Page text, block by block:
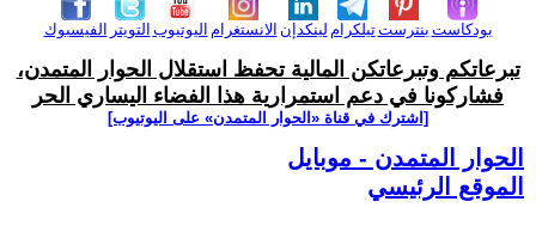
الفيسبوك التويتر اليوتيوب الانستغرام لينكدإن تيلكرامبنترست بودكاست
تبرعاتكم وتبرعاتكن المالية تحفظ استقلال الحوار المتمدن،
فشاركونا في دعم استمرارية هذا الفضاء اليساري الحر
[اشترك في قناة ‫«الحوار المتمدن» على اليوتيوب]
الحوار المتمدن - موبايل
الموقع الرئيسي